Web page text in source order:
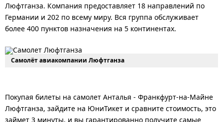
Люфтганза. Компания предоставляет 18 направлений по
Германии и 202 по всему миру. Вся группа обслуживает
более 400 пунктов назначения на 5 континентах.
Самолёт авиакомпании Люфтганза
Покупая билеты на самолет Анталья - Франкфурт-на-Майне
Люфтганза, зайдите на ЮниТикет и сравните стоимость, это
займет 3 минуты, и вы гарантированно получите самые